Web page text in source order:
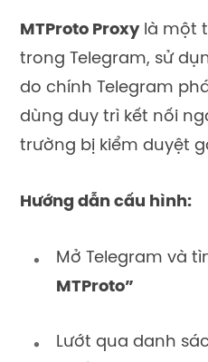
MTProto Proxylà một
trong Telegram, sử
do chính Telegram
dùng duy trì kết nối
trường bị kiểm duyệt
Hướng dẫn cấu hình:
Mở Telegram và
MTProto”
Lướt qua danh